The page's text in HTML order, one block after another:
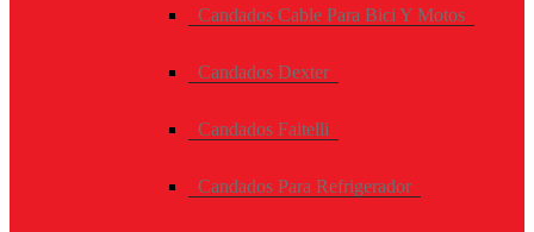
Candados Cable Para Bici Y Motos
Candados Dexter
Candados Faitelli
Candados Para Refrigerador